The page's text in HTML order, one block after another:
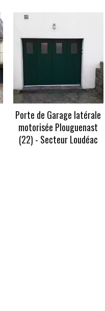
Porte de Garage latérale
motorisée Plouguenast
(22) - Secteur Loudéac